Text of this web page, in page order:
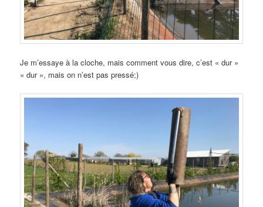
Je m’essaye à la cloche, mais comment vous dire, c’est « dur »
« dur », mais on n’est pas pressé;)